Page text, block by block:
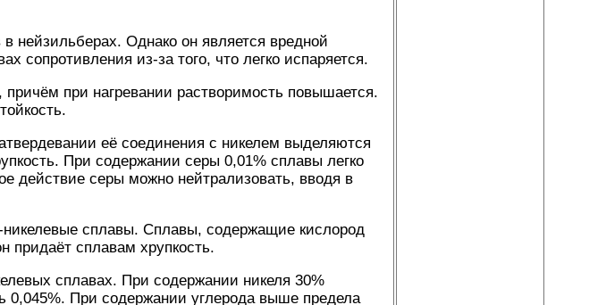
нейзильберах. Однако он является вредной
сопротивления из-за того, что легко испаряется.
при нагревании растворимость повышается.
её соединения с никелем выделяются
При содержании серы 0,01% сплавы легко
действие серы можно нейтрализовать, вводя в
сплавы. Сплавы, содержащие кислород
придаёт сплавам хрупкость.
сплавах. При содержании никеля 30%
0,045%. При содержании углерода выше предела